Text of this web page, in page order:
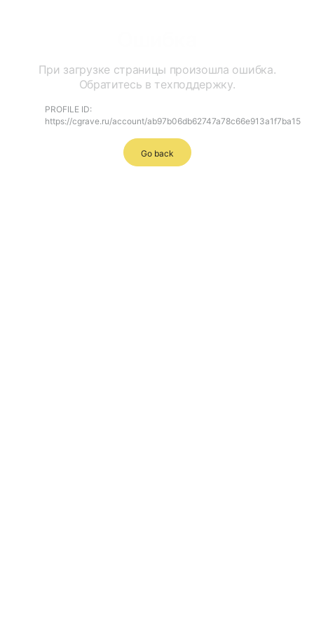
При загрузке страницы произошла ошибка.
Обратитесь в техподдержку.
PROFILE ID:
https://cgrave.ru/account/ab97b06db62747a78c66e913a1f7ba15
Go back